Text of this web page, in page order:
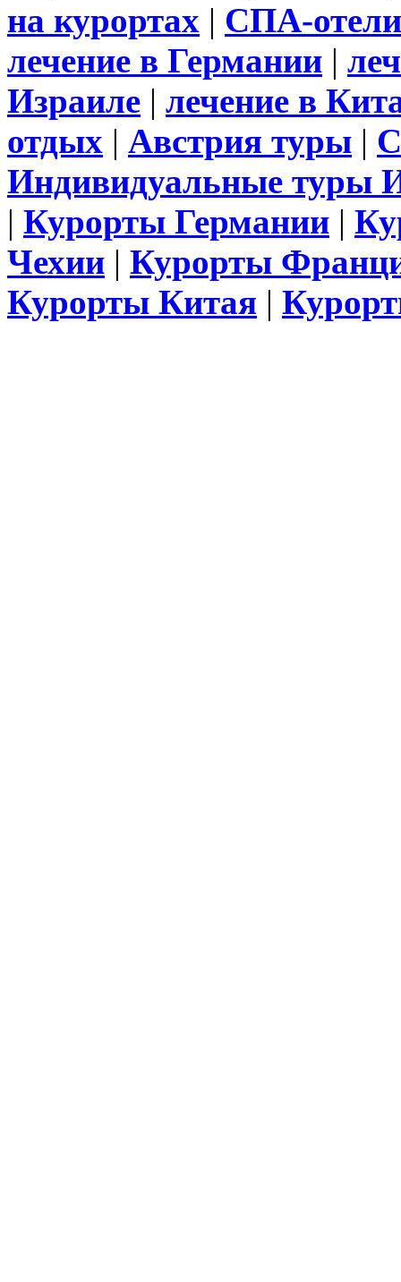
на курортах | СПА-отели
лечение в Германии |
Израиле | лечение в
отдых | Австрия туры |
Индивидуальные туры
| Курорты Германии |
Чехии | Курорты
Курорты Китая |